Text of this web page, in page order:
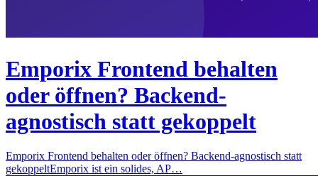
Emporix Frontend behalten
oder öffnen? Backend-
agnostisch statt gekoppelt
Emporix Frontend behalten oder öffnen? Backend-agnostisch statt
gekoppeltEmporix ist ein solides, AP…